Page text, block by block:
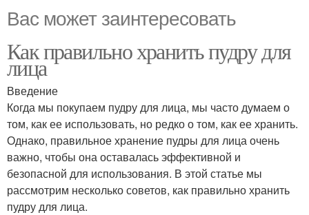
Вас может заинтересовать
Как правильно хранить пудру для
лица
Введение
Когда мы покупаем пудру для лица, мы часто думаем о
том, как ее использовать, но редко о том, как ее хранить.
Однако, правильное хранение пудры для лица очень
важно, чтобы она оставалась эффективной и
безопасной для использования. В этой статье мы
рассмотрим несколько советов, как правильно хранить
пудру для лица.